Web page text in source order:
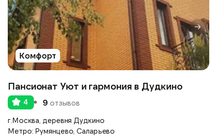
Комфорт
Пансионат Уют и гармония в Дудкино
4 9 отзывов
г.Москва, деревня Дудкино
Метро: Румянцево, Саларьево